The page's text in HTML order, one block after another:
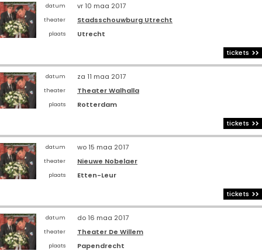
datum vr 10 maa 2017
theater Stadsschouwburg Utrecht
plaats
Utrecht
tickets
datum za 11 maa 2017
theater Theater Walhalla
plaats
Rotterdam
tickets
datum wo 15 maa 2017
theater Nieuwe Nobelaer
plaats
Etten-Leur
tickets
datum do 16 maa 2017
theater Theater De Willem
plaats
Papendrecht